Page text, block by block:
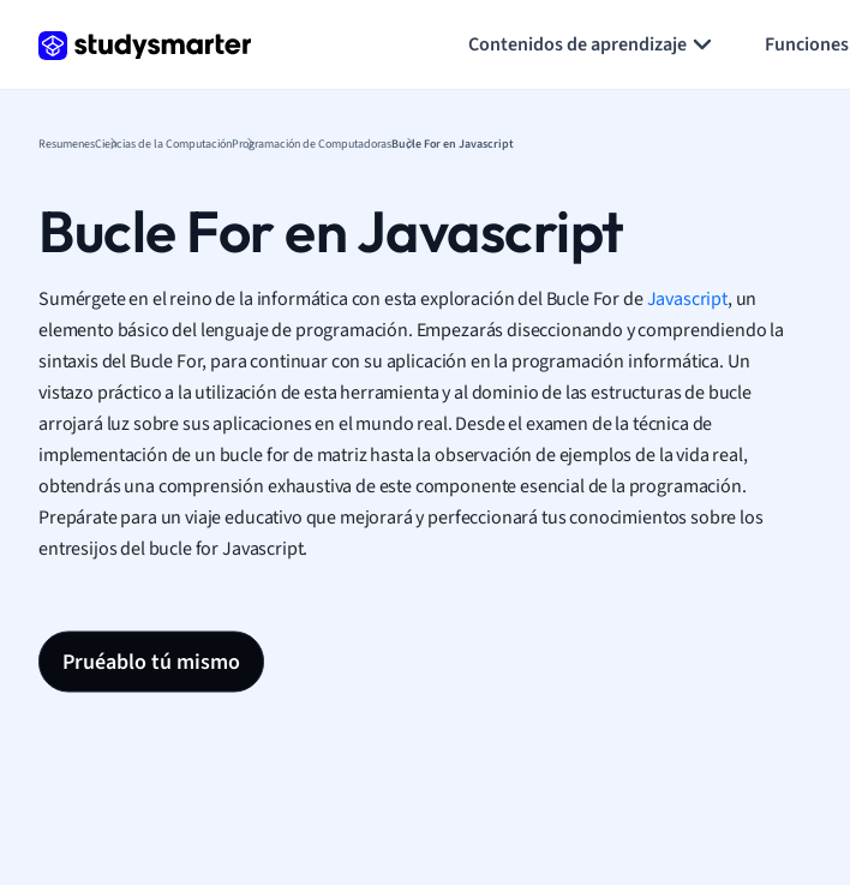
Contenidos de aprendizaje Funciones
ResumenesCiencias de la ComputaciónProgramación de ComputadorasBucle For en Javascript
Bucle For en Javascript
Sumérgete en el reino de la informática con esta exploración del Bucle For deJavascript, un
elemento básico del lenguaje de programación. Empezarás diseccionando y comprendiendo la
sintaxis del Bucle For, para continuar con su aplicación en la programación informática. Un
vistazo práctico a la utilización de esta herramienta y al dominio de las estructuras de bucle
arrojará luz sobre sus aplicaciones en el mundo real. Desde el examen de la técnica de
implementación de un bucle for de matriz hasta la observación de ejemplos de la vida real,
obtendrás una comprensión exhaustiva de este componente esencial de la programación.
Prepárate para un viaje educativo que mejorará y perfeccionará tus conocimientos sobre los
entresijos del bucle for Javascript.
Pruéablo tú mismo